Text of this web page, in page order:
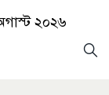
২০২৬